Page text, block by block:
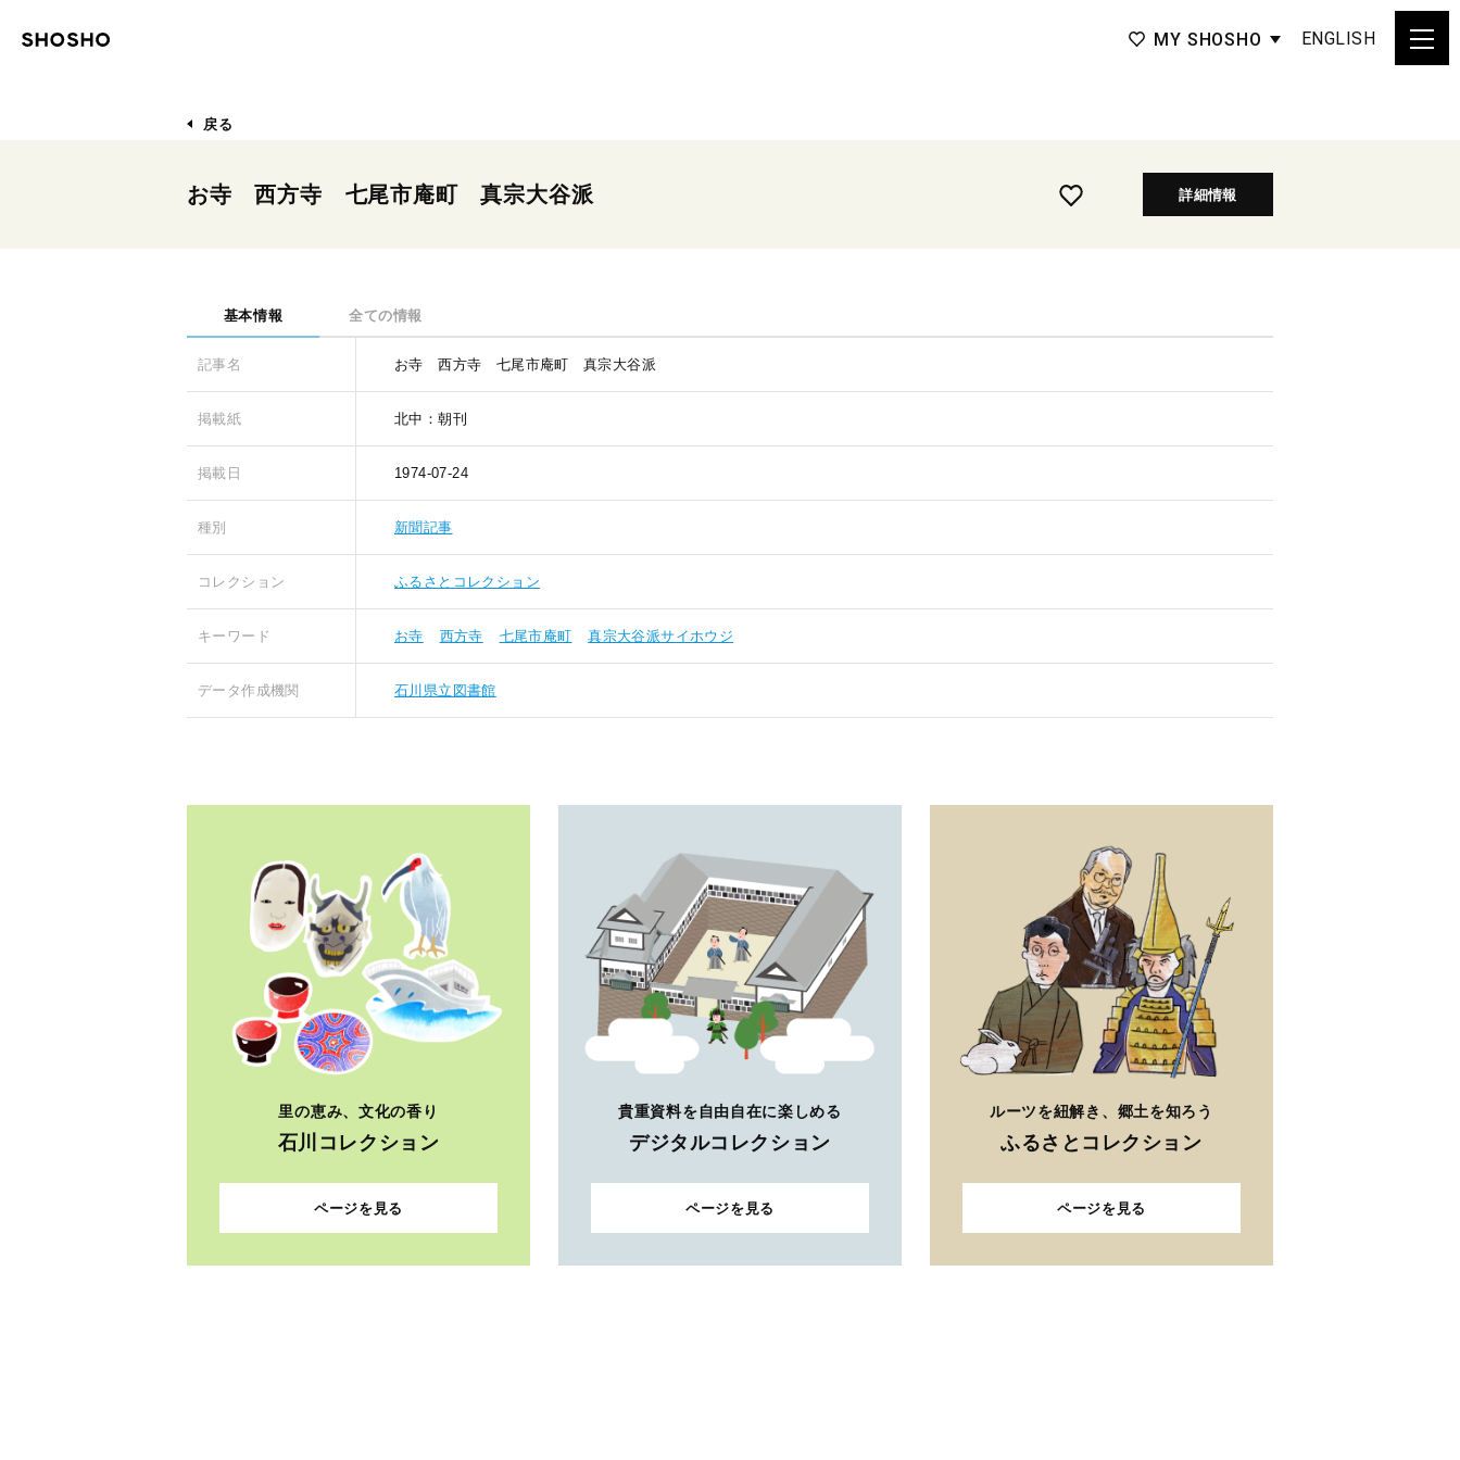
MY SHOSHO ENGLISH
戻る
お寺 西方寺 七尾市庵町 真宗大谷派 詳細情報
基本情報 全ての情報
記事名 お寺 西方寺 七尾市庵町 真宗大谷派
掲載紙 北中：朝刊
掲載日 1974-07-24
種別 新聞記事
コレクション ふるさとコレクション
キーワード お寺 西方寺 七尾市庵町 真宗大谷派サイホウジ
データ作成機関 石川県立図書館
里の恵み、文化の香り
石川コレクション
ページを見る
貴重資料を自由自在に楽しめる
デジタルコレクション
ページを見る
ルーツを紐解き、郷土を知ろう
ふるさとコレクション
ページを見る